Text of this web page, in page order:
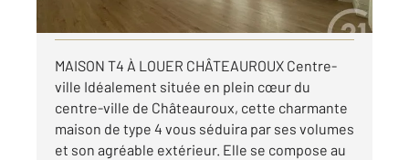
Visiter le site dédié
MAISON T4 À LOUER CHÂTEAUROUX Centre-
ville Idéalement située en plein cœur du
centre-ville de Châteauroux, cette charmante
maison de type 4 vous séduira par ses volumes
et son agréable extérieur. Elle se compose au